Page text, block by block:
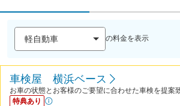
の料金を表示
車検屋 横浜ベース
お車の状態とお客様のご要望に合わせた車検を提案
特典あり